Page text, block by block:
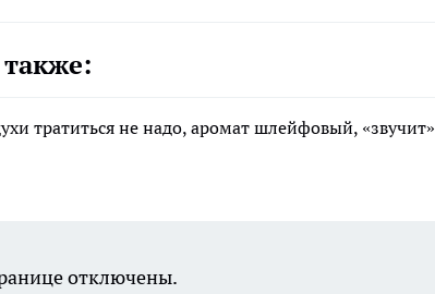
тратиться не надо, аромат шлейфовый, «звучит»
отключены.